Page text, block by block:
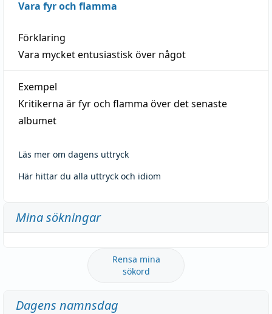
Vara fyr och flamma
Förklaring
Vara mycket entusiastisk över något
Exempel
Kritikerna är fyr och flamma över det senaste
albumet
Läs mer om dagens uttryck
Här hittar du alla uttryck och idiom
Mina sökningar
Rensa mina
sökord
Dagens namnsdag